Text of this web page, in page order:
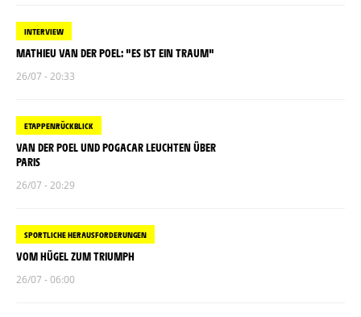
INTERVIEW
MATHIEU VAN DER POEL: "ES IST EIN TRAUM"
26/07 - 20:33
ETAPPENRÜCKBLICK
VAN DER POEL UND POGACAR LEUCHTEN ÜBER
PARIS
26/07 - 20:29
SPORTLICHE HERAUSFORDERUNGEN
VOM HÜGEL ZUM TRIUMPH
26/07 - 06:00